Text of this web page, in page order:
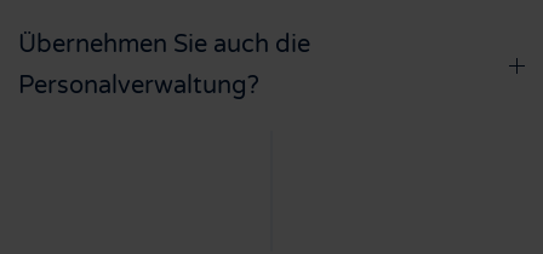
Übernehmen Sie auch die
Personalverwaltung?